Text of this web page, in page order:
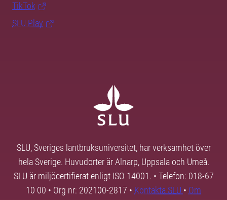
TikTok
SLU Play
SLU, Sveriges lantbruksuniversitet, har verksamhet över
hela Sverige. Huvudorter är Alnarp, Uppsala och Umeå.
SLU är miljöcertifierat enligt ISO 14001. • Telefon: 018-67
10 00 • Org nr: 202100-2817 • Kontakta SLU • Om